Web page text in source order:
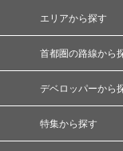
エリアから探す
首都圏の路線から
デベロッパーから
特集から探す